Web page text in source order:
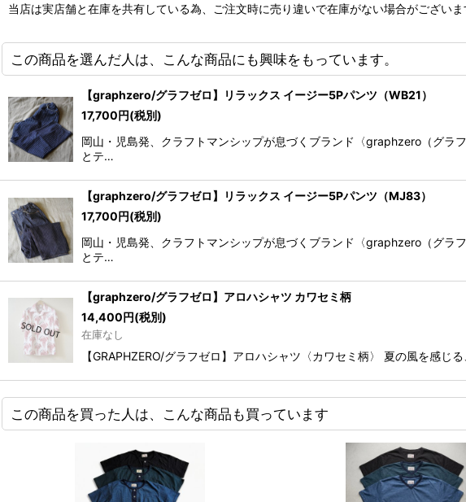
当店は実店舗と在庫を共有している為、ご注文時に売り違いで在庫がない場合がございま
この商品を選んだ人は、こんな商品にも興味をもっています。
【graphzero/グラフゼロ】リラックス イージー5Pパンツ（WB21）
17,700円(税別)
岡山・児島発、クラフトマンシップが息づくブランド〈graphzero（グラ
とテ…
【graphzero/グラフゼロ】リラックス イージー5Pパンツ（MJ83）
17,700円(税別)
岡山・児島発、クラフトマンシップが息づくブランド〈graphzero（グラ
とテ…
【graphzero/グラフゼロ】アロハシャツ カワセミ柄
14,400円(税別)
在庫なし
【GRAPHZERO/グラフゼロ】アロハシャツ〈カワセミ柄〉 夏の風を感
この商品を買った人は、こんな商品も買っています